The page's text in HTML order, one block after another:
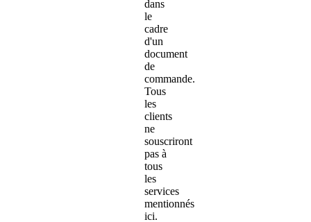
dans
le
cadre
d'un
document
de
commande.
Tous
les
clients
ne
souscriront
pas à
tous
les
services
mentionnés
ici.